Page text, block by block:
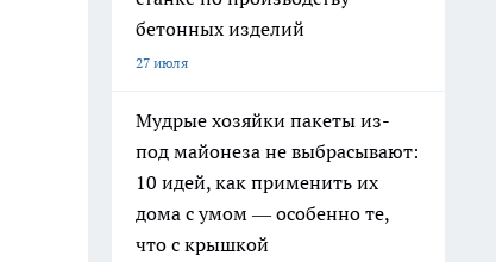
бетонных изделий
27 июля
Мудрые хозяйки пакеты из-
под майонеза не выбрасывают:
10 идей, как применить их
дома с умом — особенно те,
что с крышкой